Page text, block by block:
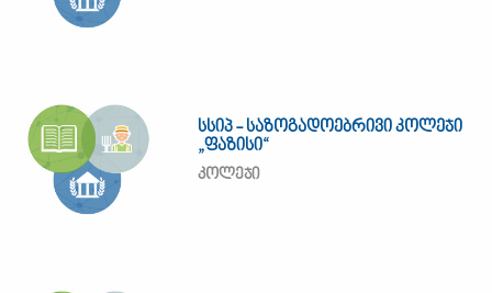
სსიპ - საზოგადოებრივი კოლეჯი
„ფაზისი“
კოლეჯი